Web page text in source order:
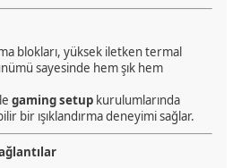
blokları, yüksek iletken termal
sayesinde hem şık hem
gaming setup kurulumlarında
bir ışıklandırma deneyimi sağlar.